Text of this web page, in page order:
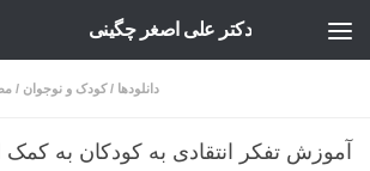
دکتر علی اصغر چگینی
دانلودها / کودک و نوجوان /
آموزش تفکر انتقادی به کودکان به کمک